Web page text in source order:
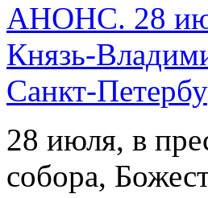
АНОНС. 28
Князь-
Санкт-
28 июля, в
собора,